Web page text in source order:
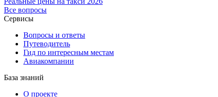
Все вопросы
Сервисы
Вопросы и ответы
Путеводитель
Гид по интересным местам
Авиакомпании
База знаний
О проекте